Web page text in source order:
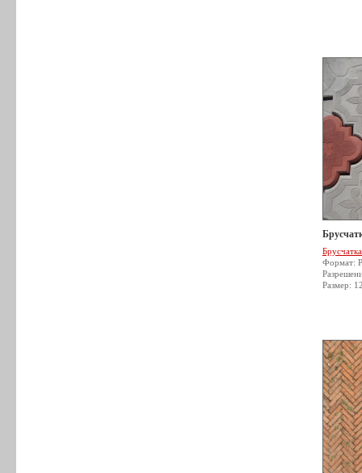
Брусчатка
Формат:
Размер: